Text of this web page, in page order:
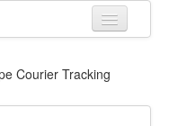
Courier Tracking